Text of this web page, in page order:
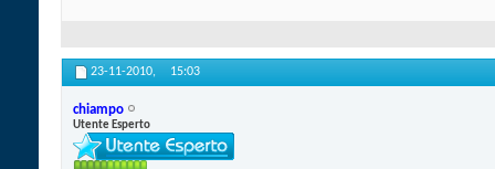
23-11-2010, 15:03
chiampo
Utente Esperto